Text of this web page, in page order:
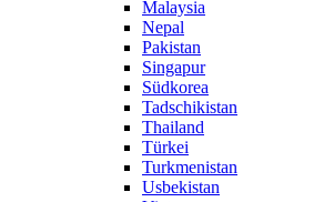
Malaysia
Nepal
Pakistan
Singapur
Südkorea
Tadschikistan
Thailand
Türkei
Turkmenistan
Usbekistan